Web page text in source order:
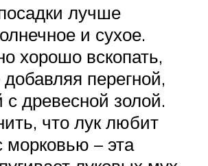
лучше
и сухое.
хорошо вскопать,
перегной,
древесной золой.
что лук любит
морковью – эта